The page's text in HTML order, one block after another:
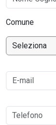
Comune